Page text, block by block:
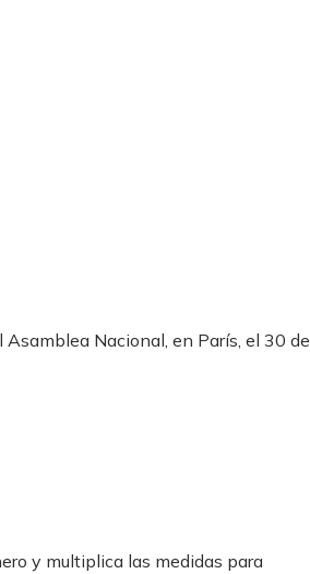
Nacional, en París, el 30 de
y multiplica las medidas para